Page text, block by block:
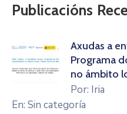
Publicacións
Axudas a
Programa
no ámbito
Por: Iria
En: Sin categoría